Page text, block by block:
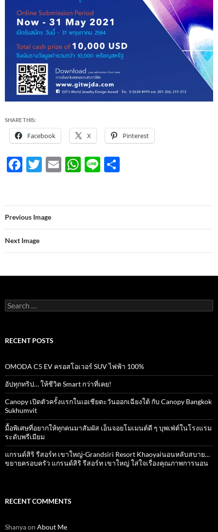
SHARE THIS:
Facebook X Pinterest
F
b
o
o
k
T
er
E
W
s
A
p
Li
e
Previous Image
Next Image
Search
for:
RECENT POSTS
OMODA C5 EV ครอสโอเวอร์ SUV ไฟฟ้า 100%
อัปทุกทริป… ให้ชีวิต Smart กว่าที่เคย!
Canopy เปิดตัวครั้งแรกในเอเชียตะวันออกเฉียงใต้ กับ Canopy Bangkok
Sukhumvit
มื้อพิเศษที่อยากให้ทุกคนมาสัมผัส เอ็นจอยโมเมนต์ดี ๆ บุพเฟ่ต์ในโรงแรม
ระดับพรีเมียม
แกรนด์สิริ​ รีสอร์ท​ เขาใหญ่​-Grandsiri​ Resort​ Khaoyaiนอนหลับสบาย…
ขยายครอบครัว แกรนด์สิริ รีสอร์ท เขาใหญ่ ใส่ใจเรื่องคุณภาพการนอน
RECENT COMMENTS
Shanyaon About Me